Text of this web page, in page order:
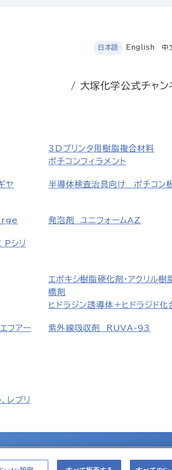
日本語 English 中
/ 大塚化学公式チャン
3Dプリンタ用樹脂複合材料
ポチコンフィラメント
ヤ 半導体検査治具向け ポチコン
発泡剤 ユニフォームAZ
Pシリ
エポキシ樹脂硬化剤・アクリル樹
橋剤
ヒドラジン誘導体＋ヒドラジド化
フアー
紫外線吸収剤 RUVA-93
レブリ